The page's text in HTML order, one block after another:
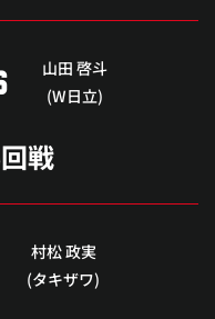
山田 啓斗
(W日立)
戦
村松 政実
(タキザワ)